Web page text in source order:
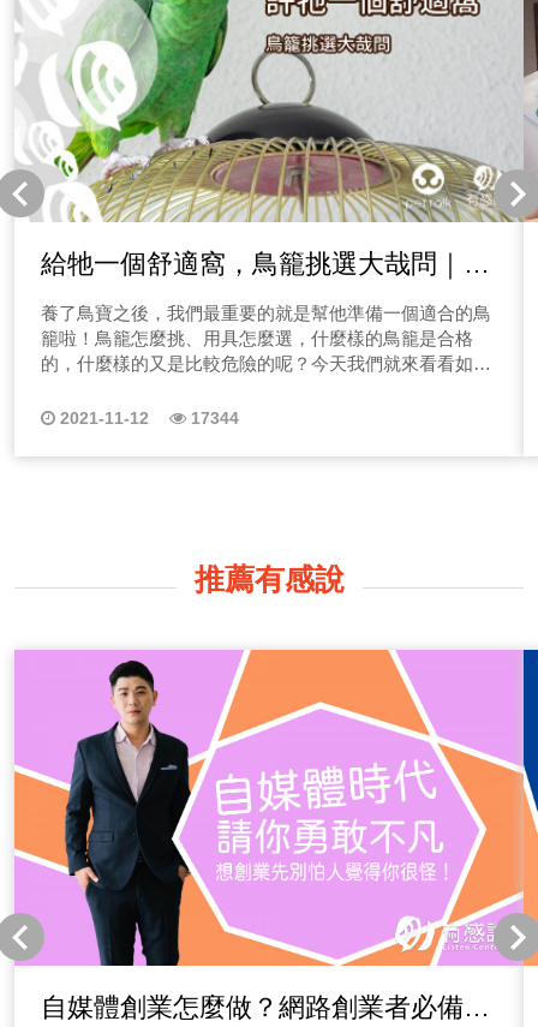
給牠一個舒適窩，鳥籠挑選大哉問｜專
業獸醫-林依儒
養了鳥寶之後，我們最重要的就是幫他準備一個適合的鳥
籠啦！鳥籠怎麼挑、用具怎麼選，什麼樣的鳥籠是合格
的，什麼樣的又是比較危險的呢？今天我們就來看看如何
2021-11-12 17344
推薦有感說
自媒體創業怎麼做？網路創業者必備心